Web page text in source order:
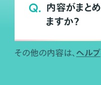
Q. 内容がまと
ますか？
その他の内容は、 ヘルプ